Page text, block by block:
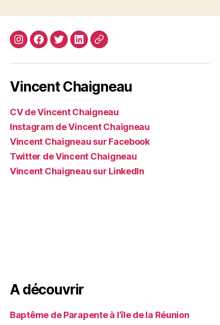
InstagramFacebook
TwitterLinkedin
Site
Vincent Chaigneau
CV de Vincent Chaigneau
Instagram de Vincent Chaigneau
Vincent Chaigneau sur Facebook
Twitter de Vincent Chaigneau
Vincent Chaigneau sur LinkedIn
A découvrir
Baptême de Parapente à l’île de la Réunion